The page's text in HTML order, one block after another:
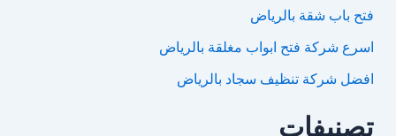
فتح باب شقة بالرياض
اسرع شركة فتح ابواب مغلقة بالرياض
افضل شركة تنظيف سجاد بالرياض
تصنيفات